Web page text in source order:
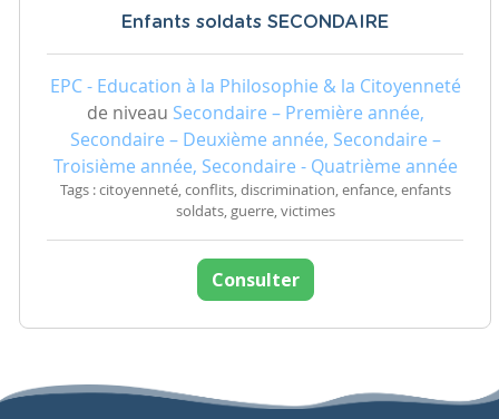
Enfants soldats SECONDAIRE
EPC - Education à la Philosophie & la Citoyenneté
de niveau Secondaire – Première année,
Secondaire – Deuxième année, Secondaire –
Troisième année, Secondaire - Quatrième année
Tags : citoyenneté, conflits, discrimination, enfance, enfants
soldats, guerre, victimes
Consulter